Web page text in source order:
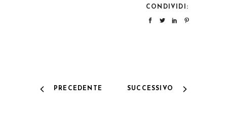
CONDIVIDI:
PRECEDENTE SUCCESSIVO